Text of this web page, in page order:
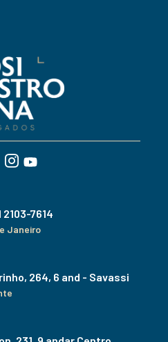
7614
Janeiro
264, 6 and - Savassi